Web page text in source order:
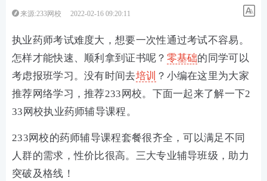
来源:233网校 2022-02-16 09:20:11
执业药师考试难度大，想要一次性通过考试不容易。
怎样才能快速、顺利拿到证书呢？ 零基础的同学可以
考虑报班学习。没有时间去培训 ？小编在这里为大家
推荐网络学习，推荐233网校。下面一起来了解一下2
33网校执业药师辅导课程。
233网校的药师辅导课程套餐很齐全，可以满足不同
人群的需求，性价比很高。三大专业辅导班级，助力
突破及格线！